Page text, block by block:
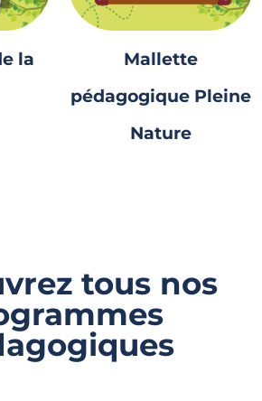
la
Mallette
pédagogique Pleine
Nature
tous nos